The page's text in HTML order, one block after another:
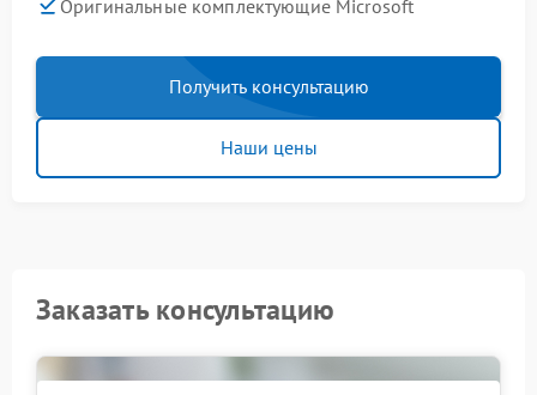
Оригинальные комплектующие Microsoft
Получить консультацию
Наши цены
Заказать консультацию